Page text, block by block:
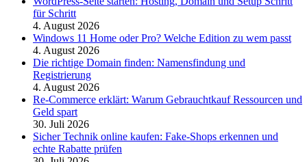
für Schritt
4. August 2026
Windows 11 Home oder Pro? Welche Edition zu wem passt
4. August 2026
Die richtige Domain finden: Namensfindung und
Registrierung
4. August 2026
Re-Commerce erklärt: Warum Gebrauchtkauf Ressourcen und
Geld spart
30. Juli 2026
Sicher Technik online kaufen: Fake-Shops erkennen und
echte Rabatte prüfen